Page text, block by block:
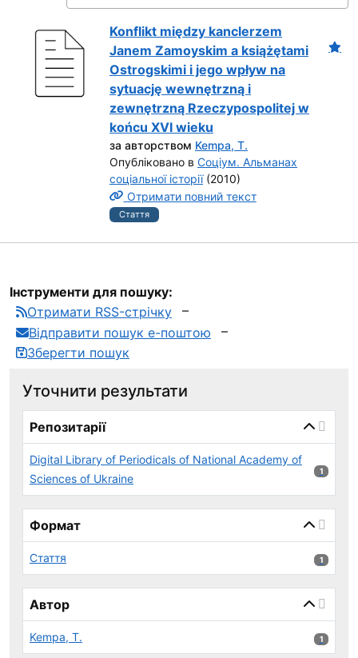
Konflikt między kanclerzem
Janem Zamoyskim a książętami
Ostrogskimi i jego wpływ na
sytuację wewnętrzną i
zewnętrzną Rzeczypospolitej w
końcu XVI wieku
за авторством Kempa, T.
Опубліковано в Соціум. Альманах
соціальної історії(2010)
Отримати повний текст
Стаття
Інструменти для пошуку:
Отримати RSS-стрічку
Відправити пошук е-поштою
Зберегти пошук
Уточнити результати
Репозитарії
Digital Library of Periodicals of National Academy of
Sciences of Ukraine
1
1
Формат
Стаття 1
1
Автор
Kempa, T. 1
1